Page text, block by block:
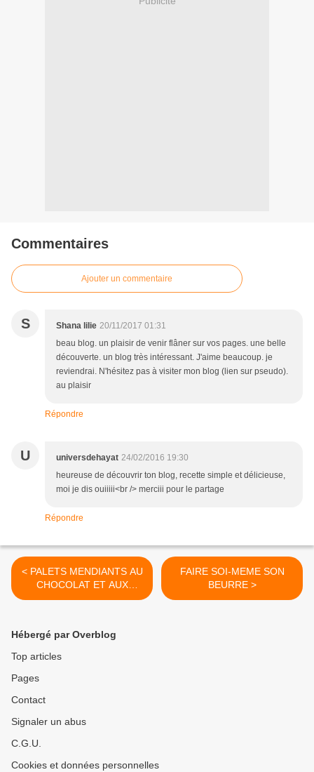
Commentaires
Ajouter un commentaire
S Shana lilie 20/11/2017 01:31
beau blog. un plaisir de venir flâner sur vos pages. une belle
découverte. un blog très intéressant. J'aime beaucoup. je
reviendrai. N'hésitez pas à visiter mon blog (lien sur pseudo).
au plaisir
Répondre
U universdehayat 24/02/2016 19:30
heureuse de découvrir ton blog, recette simple et délicieuse,
moi je dis ouiiiii<br /> merciii pour le partage
Répondre
< PALETS MENDIANTS AU
CHOCOLAT ET AUX
FRUITS SECS
FAIRE SOI-MEME SON
BEURRE >
Hébergé par Overblog
Top articles
Pages
Contact
Signaler un abus
C.G.U.
Cookies et données personnelles